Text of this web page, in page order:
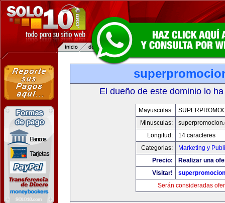
El dueño de este dominio lo
Mayusculas:
Minusculas:
Longitud:
14 caracteres
Categorias:
Marketing y
Precio:
Realizar una
Visitar!
Serán consideradas